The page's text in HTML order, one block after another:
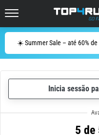
☀️ Summer Sale – até 60%
resumido
em
frase:
dói,
mas
vale
pena!
Que
Inicia sessão
5 de